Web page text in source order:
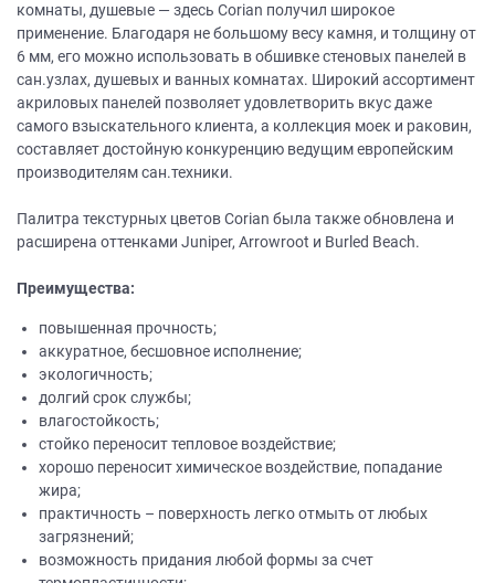
комнаты, душевые — здесь Corian получил широкое
применение. Благодаря не большому весу камня, и толщину от
6 мм, его можно использовать в обшивке стеновых панелей в
сан.узлах, душевых и ванных комнатах. Широкий ассортимент
акриловых панелей позволяет удовлетворить вкус даже
самого взыскательного клиента, а коллекция моек и раковин,
составляет достойную конкуренцию ведущим европейским
производителям сан.техники.
Палитра текстурных цветов Corian была также обновлена и
расширена оттенками Juniper, Arrowroot и Burled Beach.
Преимущества:
повышенная прочность;
аккуратное, бесшовное исполнение;
экологичность;
долгий срок службы;
влагостойкость;
стойко переносит тепловое воздействие;
хорошо переносит химическое воздействие, попадание
жира;
практичность – поверхность легко отмыть от любых
загрязнений;
возможность придания любой формы за счет